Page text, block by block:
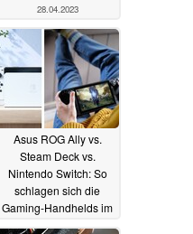
28.04.2023
Asus ROG Ally vs.
Steam Deck vs.
Nintendo Switch: So
schlagen sich die
Gaming-Handhelds im
25.04.2023